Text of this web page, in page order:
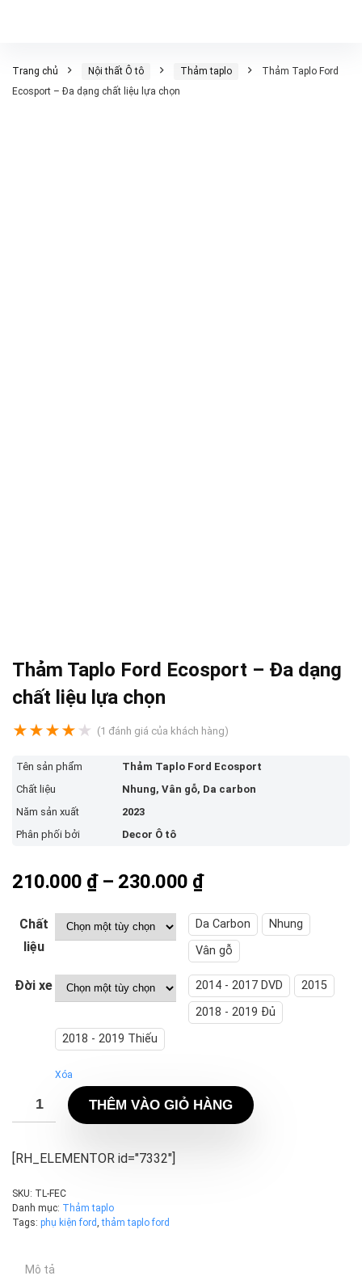
Trang chủ Nội thất Ô tô Thảm taplo
Thảm Taplo Ford
Ecosport – Đa dạng chất liệu lựa chọn
Thảm Taplo Ford Ecosport – Đa dạng
chất liệu lựa chọn
★★★★ ★ (1 đánh giá của khách hàng)
Tên sản phẩm
Thảm Taplo Ford Ecosport
Chất liệu
Nhung, Vân gỗ, Da carbon
Năm sản xuất
2023
Phân phối bởi
Decor Ô tô
210.000 ₫ – 230.000 ₫Khoảng
từ
210.000 ₫
đến
230.000 ₫
Chất
liệu
Da Carbon
Nhung
Vân gỗ
Đời xe 2014 - 2017 DVD
2015
2018 - 2019 Đủ
2018 - 2019 Thiếu
Xóa
THÊM VÀO GIỎ HÀNG
[RH_ELEMENTOR id="7332"]
SKU: TL-FEC
Danh mục: Thảm taplo
Tags: phụ kiện ford,thảm taplo ford
Mô tả